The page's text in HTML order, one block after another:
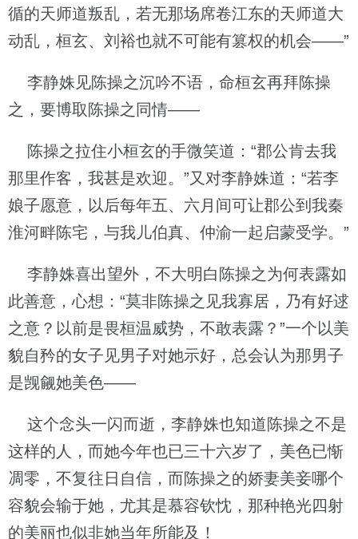
循的天师道叛乱，若无那场席卷江东的天师道大
动乱，桓玄、刘裕也就不可能有篡权的机会——”
李静姝见陈操之沉吟不语，命桓玄再拜陈操
之，要博取陈操之同情——
陈操之拉住小桓玄的手微笑道：“郡公肯去我
那里作客，我甚是欢迎。”又对李静姝道：“若李
娘子愿意，以后每年五、六月间可让郡公到我秦
淮河畔陈宅，与我儿伯真、仲渝一起启蒙受学。”
李静姝喜出望外，不大明白陈操之为何表露如
此善意，心想：“莫非陈操之见我寡居，乃有好逑
之意？以前是畏桓温威势，不敢表露？”一个以美
貌自矜的女子见男子对她示好，总会认为那男子
是觊觎她美色——
这个念头一闪而逝，李静姝也知道陈操之不是
这样的人，而她今年也已三十六岁了，美色已惭
凋零，不复往日自信，而陈操之的娇妻美妾哪个
容貌会输于她，尤其是慕容钦忱，那种艳光四射
的美丽也似非她当年所能及！